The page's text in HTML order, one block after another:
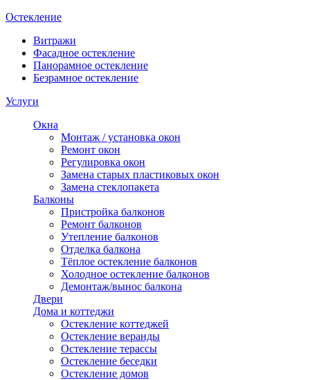
Остекление
Витражи
Фасадное остекление
Панорамное остекление
Безрамное остекление
Услуги
Окна
Монтаж / установка окон
Ремонт окон
Регулировка окон
Замена старых пластиковых окон
Замена стеклопакета
Балконы
Пристройка балконов
Ремонт балконов
Утепление балконов
Отделка балкона
Тёплое остекление балконов
Холодное остекление балконов
Демонтаж/вынос балкона
Двери
Дома и коттеджи
Остекление коттеджей
Остекление веранды
Остекление терассы
Остекление беседки
Остекление домов